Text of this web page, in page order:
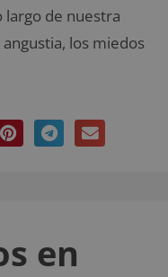
largo de nuestra
los miedos
en